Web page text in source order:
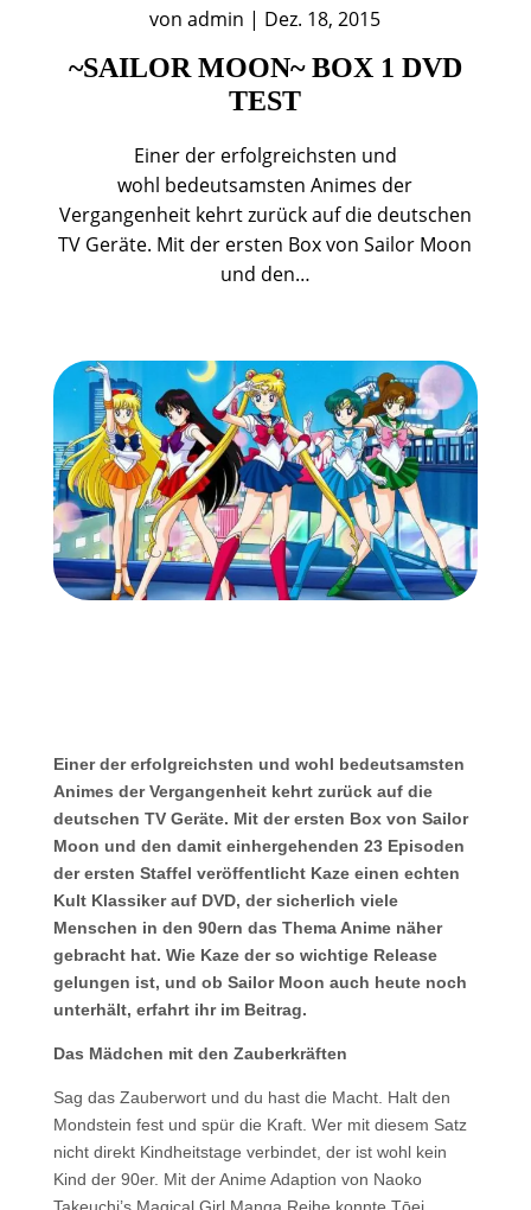
vonadmin | Dez. 18, 2015
~SAILOR MOON~ BOX 1 DVD
TEST
Einer der erfolgreichsten und
wohl bedeutsamsten Animes der
Vergangenheit kehrt zurück auf die deutschen
TV Geräte. Mit der ersten Box von Sailor Moon
und den…
Einer der erfolgreichsten und wohl bedeutsamsten
Animes der Vergangenheit kehrt zurück auf die
deutschen TV Geräte. Mit der ersten Box von Sailor
Moon und den damit einhergehenden 23 Episoden
der ersten Staffel veröffentlicht Kaze einen echten
Kult Klassiker auf DVD, der sicherlich viele
Menschen in den 90ern das Thema Anime näher
gebracht hat. Wie Kaze der so wichtige Release
gelungen ist, und ob Sailor Moon auch heute noch
unterhält, erfahrt ihr im Beitrag.
Das Mädchen mit den Zauberkräften
Sag das Zauberwort und du hast die Macht. Halt den
Mondstein fest und spür die Kraft. Wer mit diesem Satz
nicht direkt Kindheitstage verbindet, der ist wohl kein
Kind der 90er. Mit der Anime Adaption von Naoko